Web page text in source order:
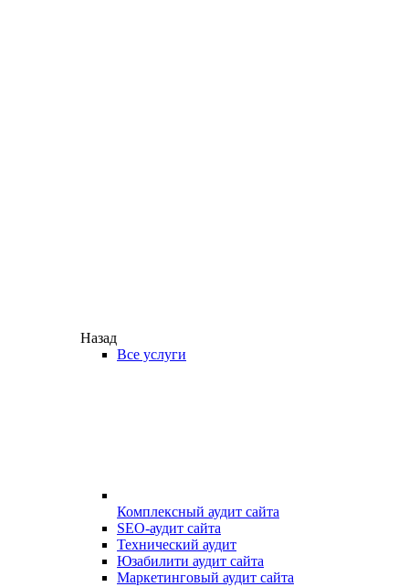
Назад
Все услуги
Комплексный аудит сайта
SEO-аудит сайта
Технический аудит
Юзабилити аудит сайта
Маркетинговый аудит сайта